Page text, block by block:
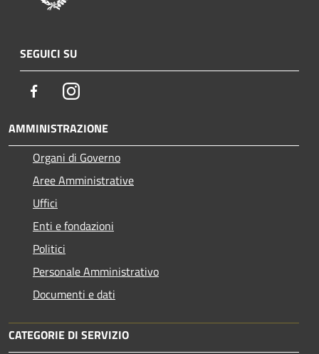
SEGUICI SU
FacebookInstagram
AMMINISTRAZIONE
Organi di Governo
Aree Amministrative
Uffici
Enti e fondazioni
Politici
Personale Amministrativo
Documenti e dati
CATEGORIE DI SERVIZIO